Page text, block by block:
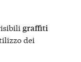
graffiti
dei